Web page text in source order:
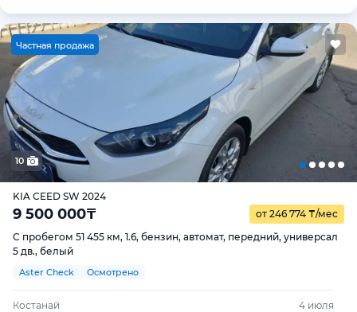
Частная продажа
10
KIA CEED SW 2024
9 500 000₸ от 246 774 ₸/мес
С пробегом 51 455 км, 1.6, бензин, автомат, передний, универсал
5 дв., белый
Aster Check Осмотрено
Костанай 4 июля